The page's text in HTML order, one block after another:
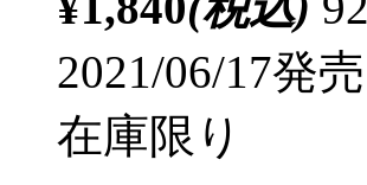
2021/06/17発売
在庫限り